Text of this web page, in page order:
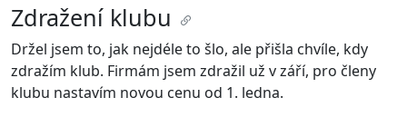
Zdražení klubu
Držel jsem to, jak nejdéle to šlo, ale přišla chvíle, kdy
zdražím klub. Firmám jsem zdražil už v září, pro členy
klubu nastavím novou cenu od 1. ledna.